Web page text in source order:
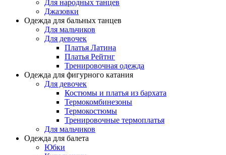
Для народных танцев
Джазовки
Одежда для бальных танцев
Для мальчиков
Для девочек
Платья Латина
Платья Рейтнг
Тренировочная одежда
Одежда для фигурного катания
Для девочек
Костюмы и платья из бархата
Термокомбинезоны
Термокостюмы
Тренировочные термоплатья
Для мальчиков
Одежда для балета
Юбки